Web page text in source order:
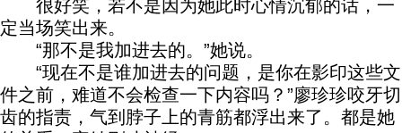
很好笑，若不是因为她此时心情沉郁的话，一
定当场笑出来。
“那不是我加进去的。”她说。
“现在不是谁加进去的问题，是你在影印这些文
件之前，难道不会检查一下内容吗？”廖珍珍咬牙切
齿的指责，气到脖子上的青筋都浮出来了。都是她